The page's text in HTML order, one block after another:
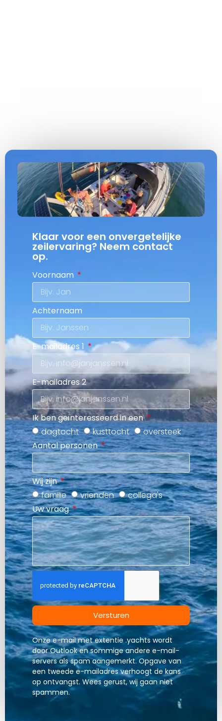
Klaar voor een onvergetelijke
zeilervaring? Neem contact
op.
Voornaam
Achternaam
E-mailadres 1
E-mailadres 2
Ik ben geïnteresseerd in een
dagtocht
kusttocht
oversteek
Aantal personen
Wij zijn
familie
vrienden
collega's
Uw vraag
Versturen
Onze e-mail met extentie .yachts wordt
door Outlook en sommige andere e-mail-
servers als spam aangemerkt. Opgave van
een tweede e-mailadres verhoogt de kans
op ontvangst. Wees gerust, wij gaan niet
spammen.